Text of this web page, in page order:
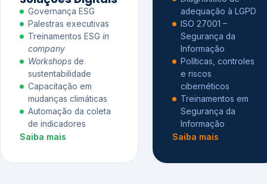
Governança ESG
Palestras executivas
Treinamentos ESG in
company
Workshops de
sustentabilidade
Capacitação em
mudanças climáticas
Automação da coleta
de indicadores
Saiba mais
adequação à LGPD
ISO 27001 –
Segurança da
Informação
Políticas, controles
e riscos
cibernéticos
Treinamentos em
Segurança da
Informação
Saiba mais